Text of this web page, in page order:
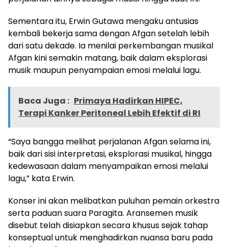
Sementara itu, Erwin Gutawa mengaku antusias
kembali bekerja sama dengan Afgan setelah lebih
dari satu dekade. Ia menilai perkembangan musikal
Afgan kini semakin matang, baik dalam eksplorasi
musik maupun penyampaian emosi melalui lagu.
Baca Juga : Primaya Hadirkan HIPEC,
Terapi Kanker Peritoneal Lebih Efektif di RI
“Saya bangga melihat perjalanan Afgan selama ini,
baik dari sisi interpretasi, eksplorasi musikal, hingga
kedewasaan dalam menyampaikan emosi melalui
lagu,” kata Erwin.
Konser ini akan melibatkan puluhan pemain orkestra
serta paduan suara Paragita. Aransemen musik
disebut telah disiapkan secara khusus sejak tahap
konseptual untuk menghadirkan nuansa baru pada